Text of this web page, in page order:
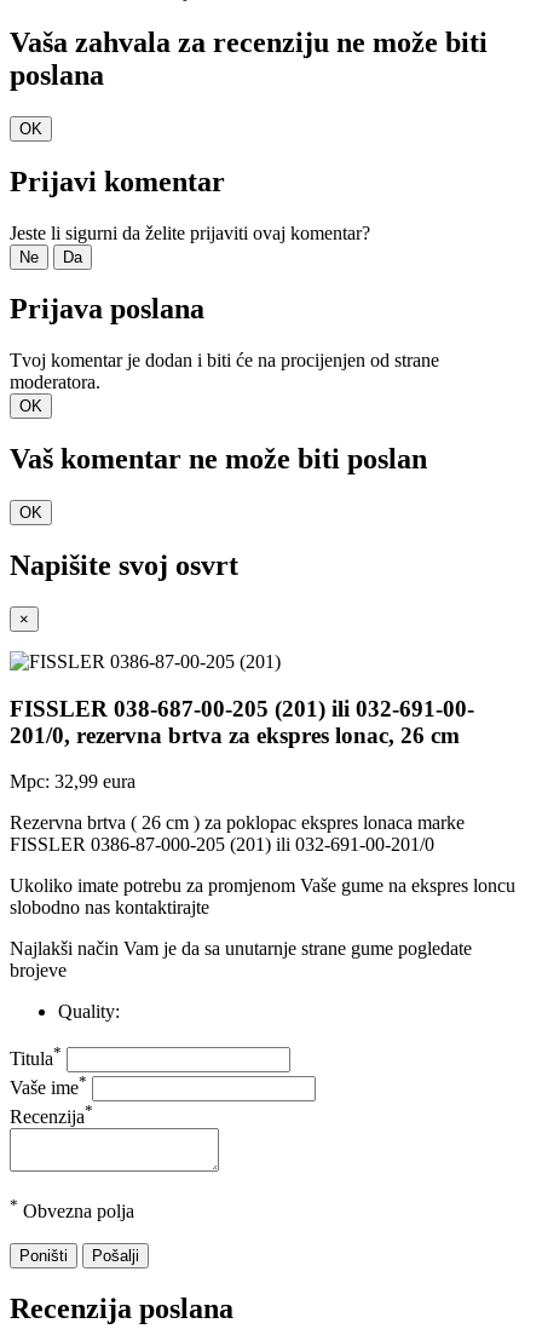
Vaša zahvala za recenziju ne može biti
poslana
OK
Prijavi komentar
Jeste li sigurni da želite prijaviti ovaj komentar?
Ne Da
Prijava poslana
Tvoj komentar je dodan i biti će na procijenjen od strane
moderatora.
OK
Vaš komentar ne može biti poslan
OK
Napišite svoj ​​osvrt
×
FISSLER 038-687-00-205 (201) ili 032-691-00-
201/0, rezervna brtva za ekspres lonac, 26 cm
Mpc: 32,99 eura
Rezervna brtva ( 26 cm ) za poklopac ekspres lonaca marke
FISSLER 0386-87-000-205 (201) ili 032-691-00-201/0
Ukoliko imate potrebu za promjenom Vaše gume na ekspres loncu
slobodno nas kontaktirajte
Najlakši način Vam je da sa unutarnje strane gume pogledate
brojeve
Quality:
Titula*
Vaše ime*
Recenzija*
* Obvezna polja
Poništi Pošalji
Recenzija poslana